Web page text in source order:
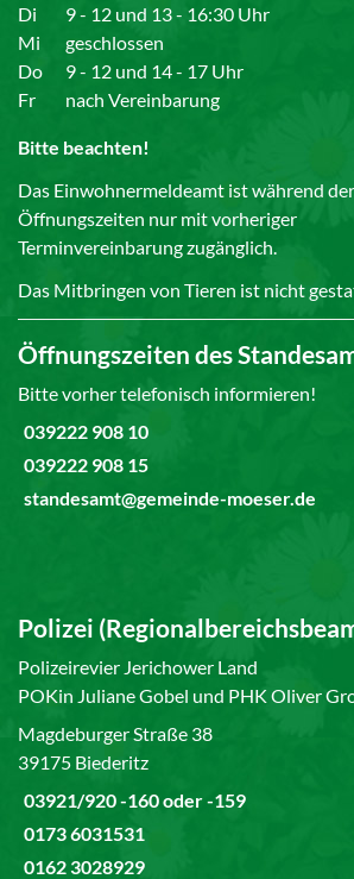
Di
9 - 12 und 13 - 16:30 Uhr
Mi
geschlossen
Do
9 - 12 und 14 - 17 Uhr
Fr
nach Vereinbarung
Bitte beachten!
Das Einwohnermeldeamt ist während der
Öffnungszeiten nur mit vorheriger
Terminvereinbarung zugänglich.
Das Mitbringen von Tieren ist nicht
Öffnungszeiten des
Bitte vorher telefonisch informieren!
039222 908 10
039222 908 15
standesamt@gemeinde-moeser.de
Polizei
Polizeirevier Jerichower Land
POKin Juliane Gobel und PHK Oliver
Magdeburger Straße 38
39175 Biederitz
03921/920 -160 oder -159
0173 6031531
0162 3028929